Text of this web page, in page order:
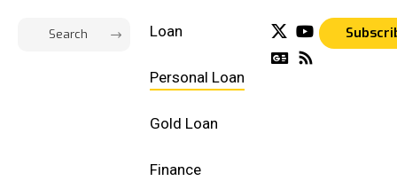
Loan
Personal Loan
Gold Loan
Finance